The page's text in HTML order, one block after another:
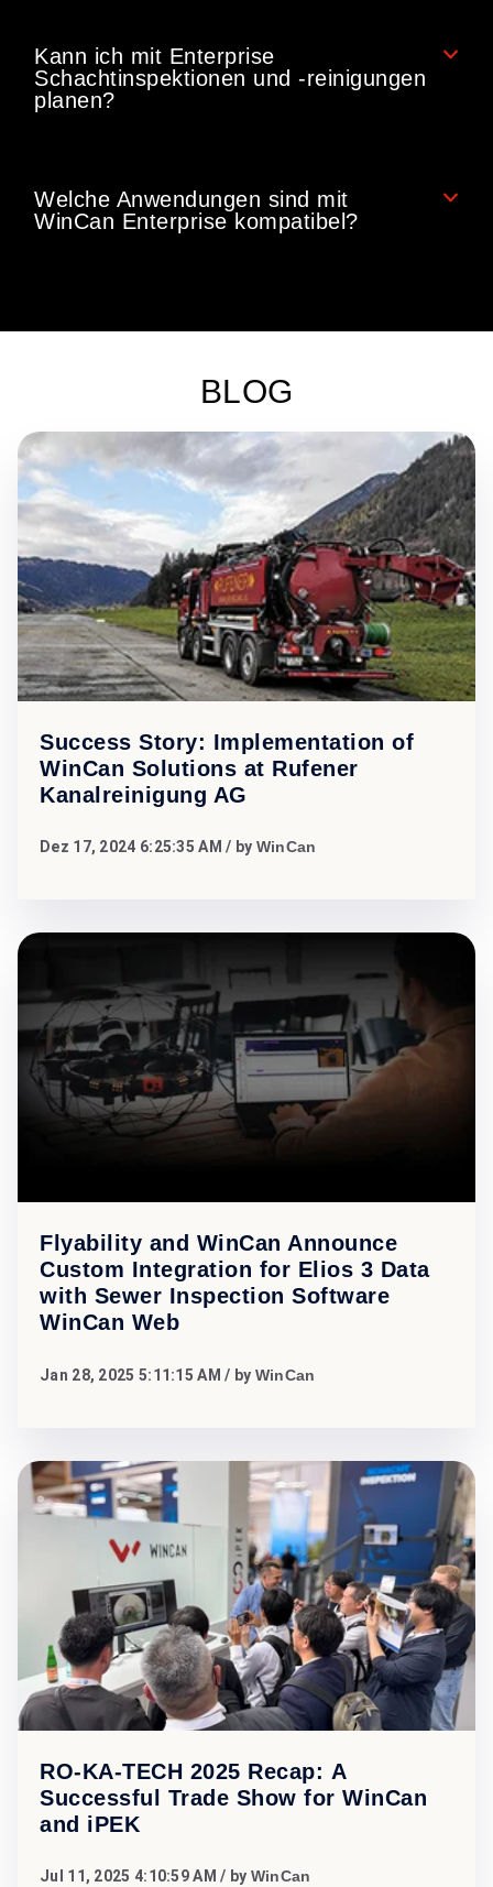
Kann ich mit Enterprise
Schachtinspektionen und -reinigungen
planen?
Welche Anwendungen sind mit
WinCan Enterprise kompatibel?
BLOG
Success Story: Implementation of
WinCan Solutions at Rufener
Kanalreinigung AG
Dez 17, 2024 6:25:35 AM/ by WinCan
Flyability and WinCan Announce
Custom Integration for Elios 3 Data
with Sewer Inspection Software
WinCan Web
Jan 28, 2025 5:11:15 AM/ by WinCan
RO-KA-TECH 2025 Recap: A
Successful Trade Show for WinCan
and iPEK
Jul 11, 2025 4:10:59 AM/ by WinCan